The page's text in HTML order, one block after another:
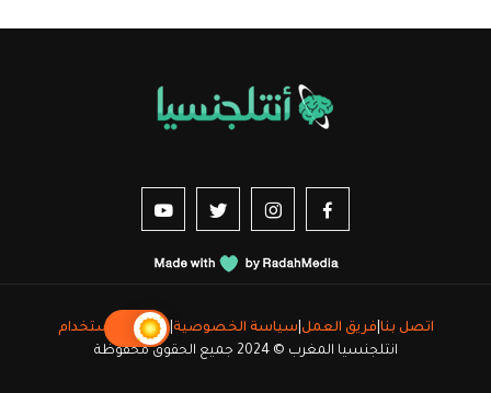
Suivez-nous sur Facebook
nous sur Instagram
nous sur Twitter
اتصل بنا فريق العمل سياسة الخصوصية |شروط الاستخدام
انتلجنسيا المغرب © 2024 جميع الحقوق محفوظة